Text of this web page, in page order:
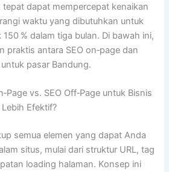
dapat mempercepat kenaikan
waktu yang dibutuhkan untuk
% dalam tiga bulan. Di bawah ini,
praktis antara SEO on‑page dan
pasar Bandung.
vs. SEO Off‑Page untuk Bisnis
Efektif?
semua elemen yang dapat Anda
situs, mulai dari struktur URL, tag
loading halaman. Konsep ini